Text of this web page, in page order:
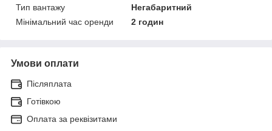
Тип вантажу
Негабаритний
Мінімальний час оренди
2 годин
Умови оплати
Післяплата
Готівкою
Оплата за реквізитами